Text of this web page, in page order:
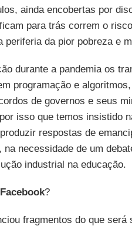
ainda encobertas por
para trás correm o
periferia da pior pobreza e
durante a pandemia os
programação e
de governos e seus
isso que temos insistido
respostas de
necessidade de um
industrial na educação.
?
fragmentos do que será